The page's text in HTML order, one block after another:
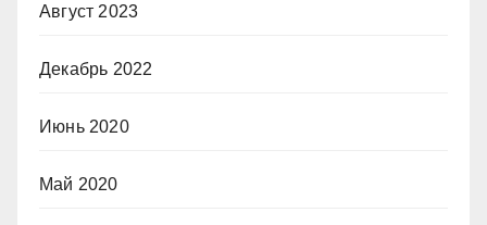
Август 2023
Декабрь 2022
Июнь 2020
Май 2020